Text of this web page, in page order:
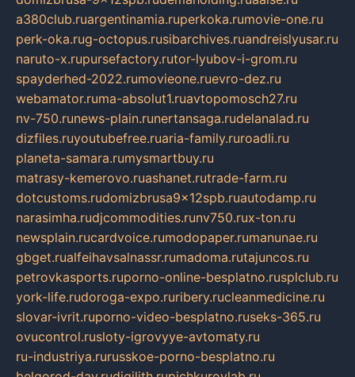
a380club.ruargentinamia.ruperkoka.rumovie-one.ru
perk-oka.rug-octopus.rusibarchives.ruandreislyusar.ru
naruto-x.rupursefactory.rutor-lyubov-i-grom.ru
spayderhed-2022.rumovieone.ruevro-dez.ru
webamator.ruma-absolut1.ruavtopomosch27.ru
nv-750.runews-plain.runertansaga.rudelanalad.ru
dizfiles.ruyoutubefree.ruaria-family.ruroadli.ru
planeta-samara.rumysmartbuy.ru
matrasy-kemerovo.ruashanet.rutrade-farm.ru
dotcustoms.rudomizbrusa9x12spb.ruautodamp.ru
narasimha.rudjcommodities.runv750.rux-ton.ru
newsplain.rucardvoice.rumodopaper.rumanunae.ru
gbget.rualfeihavsalnassr.rumadoma.rutajuncos.ru
petrovkasports.ruporno-online-besplatno.rusplclub.ru
york-life.rudoroga-expo.ruribery.rucleanmedicine.ru
slovar-ivrit.ruporno-video-besplatno.ruseks-365.ru
ovucontrol.rusloty-igrovyye-avtomaty.ru
ru-industriya.rurusskoe-porno-besplatno.ru